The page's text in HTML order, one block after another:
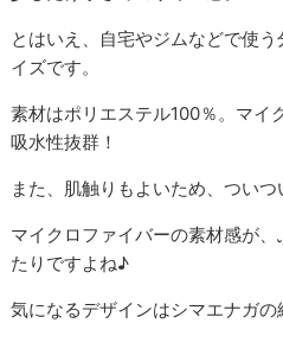
とはいえ、自宅やジムなどで使
イズです。
素材はポリエステル100％。マイ
吸水性抜群！
また、肌触りもよいため、ついつ
マイクロファイバーの素材感が
たりですよね♪
気になるデザインはシマエナガの